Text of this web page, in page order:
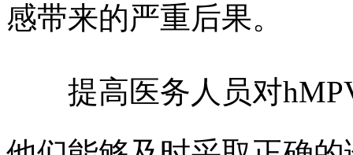
感带来的严重后果。
提高医务人员对